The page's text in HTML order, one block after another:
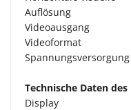
Auflösung
Videoausgang
Videoformat
Spannungsversorgung
Technische Daten des
Display